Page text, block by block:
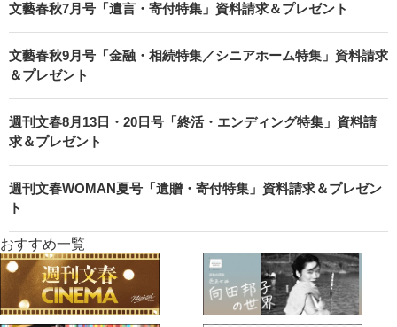
文藝春秋7月号「遺言・寄付特集」資料請求＆プレゼント
文藝春秋9月号「金融・相続特集／シニアホーム特集」資料請求
＆プレゼント
週刊文春8月13日・20日号「終活・エンディング特集」資料請
求＆プレゼント
週刊文春WOMAN夏号「遺贈・寄付特集」資料請求＆プレゼン
ト
おすすめ一覧